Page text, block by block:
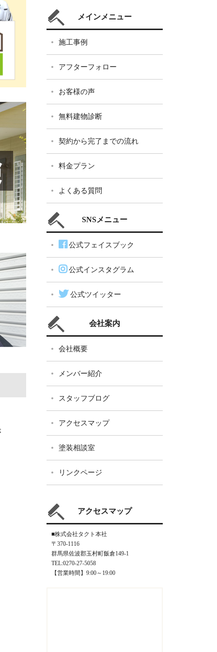
メインメニュー
施工事例
アフターフォロー
お客様の声
無料建物診断
契約から完了までの流れ
料金プラン
よくある質問
SNSメニュー
公式フェイスブック
公式インスタグラム
公式ツイッター
会社案内
会社概要
メンバー紹介
スタッフブログ
アクセスマップ
塗装相談室
リンクページ
アクセスマップ
■株式会社タクト本社
〒370-1116
群馬県佐波郡玉村町飯倉149-1
TEL:0270-27-5058
【営業時間】9:00～19:00